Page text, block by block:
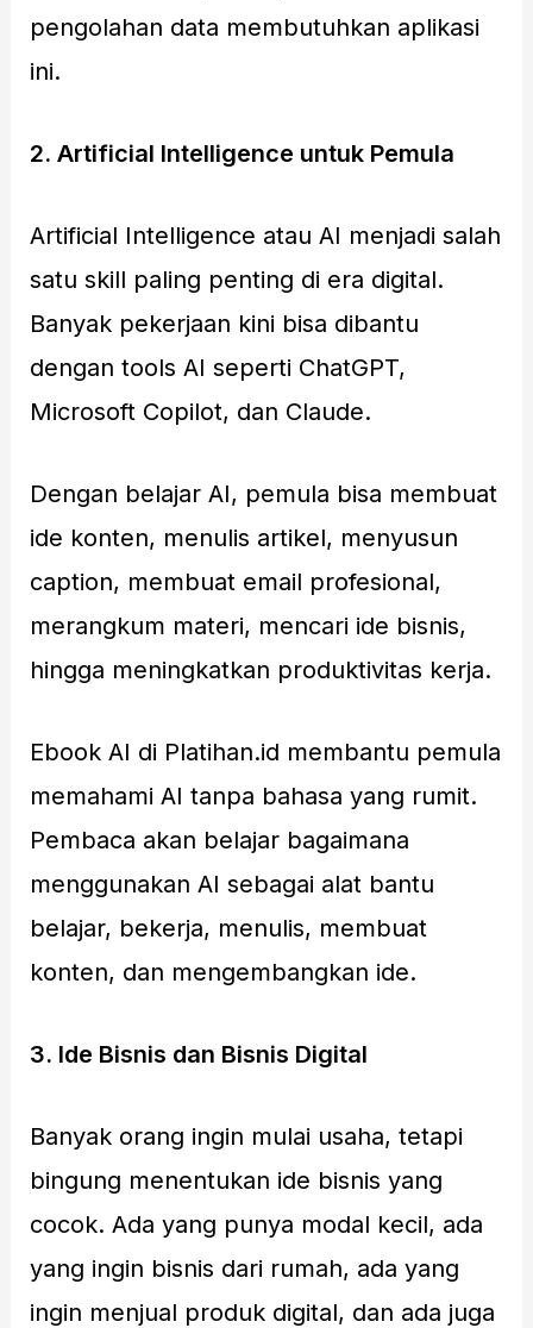
pengolahan data membutuhkan aplikasi
ini.
2. Artificial Intelligence untuk Pemula
Artificial Intelligence atau AI menjadi salah
satu skill paling penting di era digital.
Banyak pekerjaan kini bisa dibantu
dengan tools AI seperti ChatGPT,
Microsoft Copilot, dan Claude.
Dengan belajar AI, pemula bisa membuat
ide konten, menulis artikel, menyusun
caption, membuat email profesional,
merangkum materi, mencari ide bisnis,
hingga meningkatkan produktivitas kerja.
Ebook AI di Platihan.id membantu pemula
memahami AI tanpa bahasa yang rumit.
Pembaca akan belajar bagaimana
menggunakan AI sebagai alat bantu
belajar, bekerja, menulis, membuat
konten, dan mengembangkan ide.
3. Ide Bisnis dan Bisnis Digital
Banyak orang ingin mulai usaha, tetapi
bingung menentukan ide bisnis yang
cocok. Ada yang punya modal kecil, ada
yang ingin bisnis dari rumah, ada yang
ingin menjual produk digital, dan ada juga